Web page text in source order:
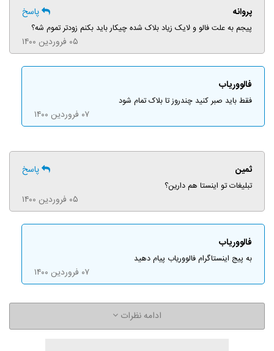
پروانه پاسخ
پیجم به علت فالو و لایک زیاد بلاک شده چیکار باید بکنم زودتر تموم شه؟
۰۵ فروردین ۱۴۰۰
فالووریاب
فقط باید صبر کنید چندروز تا بلاک تمام شود
۰۷ فروردین ۱۴۰۰
ثمین پاسخ
تبلیغات تو اینستا هم دارین؟
۰۵ فروردین ۱۴۰۰
فالووریاب
به پیج اینستاگرام فالووریاب پیام دهید
۰۷ فروردین ۱۴۰۰
ادامه نظرات